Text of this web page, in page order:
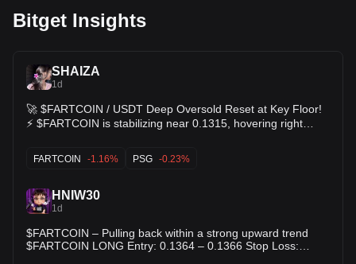
Bitget Insights
SHAIZA
1d
🚀 $FARTCOIN / USDT Deep Oversold Reset at Key Floor!
⚡️ $FARTCOIN is stabilizing near 0.1315, hovering right
indicator heavily oversold (J ~ -0.86), signaling a classic
the pullback from the 0.1780 top 🎯 Target 1: 0.1456
(Immediate resistance line) 🎯 Target 2: 0.1563 (EMA10
recovery target) Accumulation zone forming watching for the
reversal surge! 💥 $PSG $GRAM
FARTCOIN -1.16% PSG -0.23%
HNIW30
1d
$FARTCOIN – Pulling back within a strong upward trend
$FARTCOIN LONG Entry: 0.1364 – 0.1366 Stop Loss: